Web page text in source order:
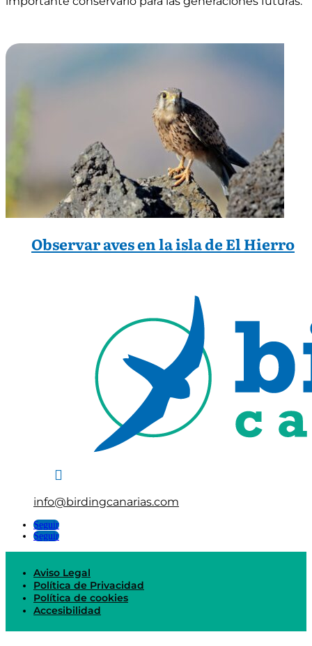
Observar aves en la isla de El Hierro

info@birdingcanarias.com
Seguir
Seguir
Aviso Legal
Política de Privacidad
Política de cookies
Accesibilidad